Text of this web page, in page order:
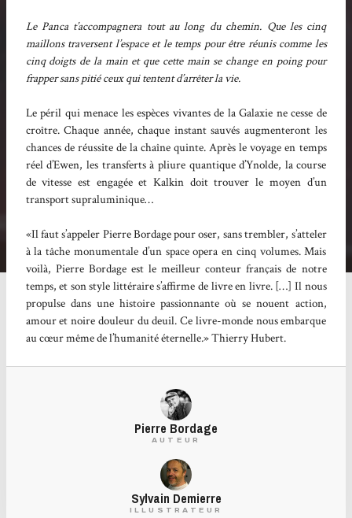
Le Panca t’accompagnera tout au long du chemin. Que les cinq
maillons traversent l’espace et le temps pour être réunis comme les
cinq doigts de la main et que cette main se change en poing pour
frapper sans pitié ceux qui tentent d’arrêter la vie.
Le péril qui menace les espèces vi­vantes de la Galaxie ne cesse de
croître. Chaque année, chaque instant sauvés augmenteront les
chances de réussite de la chaîne quinte. Après le voyage en temps
réel d’Ewen, les transferts à pliure quantique d’Ynolde, la course
de vitesse est engagée et Kalkin doit trouver le moyen d’un
transport supraluminique…
«Il faut s’appeler Pierre Bordage pour oser, sans trembler, s’atteler
à la tâche monumentale d’un space opera en cinq volumes. Mais
voilà, Pierre Bordage est le meilleur conteur français de notre
temps, et son style littéraire s’affirme de livre en livre. […] Il nous
propulse dans une histoire passionnante où se nouent action,
amour et noire douleur du deuil. Ce livre-monde nous embarque
au cœur même de l’humanité éternelle.» Thierry Hubert.
Pierre Bordage
AUTEUR
Sylvain Demierre
ILLUSTRATEUR